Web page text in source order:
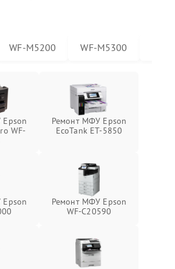
WF-M5200 WF-M5300
WF-
Ремонт МФУ Epson
EcoTank ET-5850
Ремонт МФУ Epson
WF-C20590